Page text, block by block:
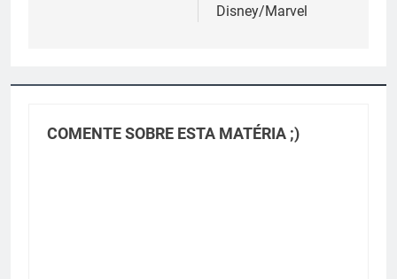
Disney/Marvel
COMENTE SOBRE ESTA MATÉRIA ;)